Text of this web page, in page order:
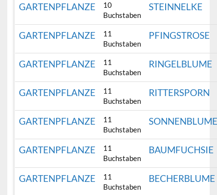
GARTENPFLANZE
10
Buchstaben
STEINNELKE
GARTENPFLANZE
11
Buchstaben
PFINGSTROSE
GARTENPFLANZE
11
Buchstaben
RINGELBLUME
GARTENPFLANZE
11
Buchstaben
RITTERSPORN
GARTENPFLANZE
11
Buchstaben
GARTENPFLANZE
11
Buchstaben
BAUMFUCHSIE
GARTENPFLANZE
11
Buchstaben
BECHERBLUME